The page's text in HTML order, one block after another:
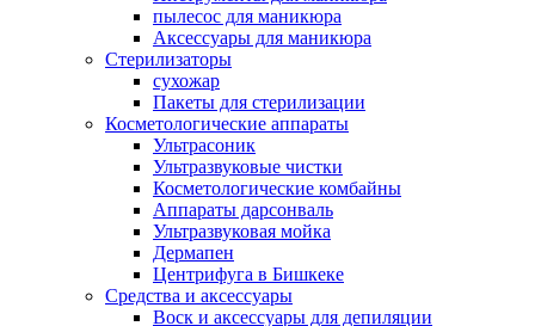
пылесос для маникюра
Аксессуары для маникюра
Стерилизаторы
сухожар
Пакеты для стерилизации
Косметологические аппараты
Ультрасоник
Ультразвуковые чистки
Косметологические комбайны
Аппараты дарсонваль
Ультразвуковая мойка
Дермапен
Центрифуга в Бишкеке
Средства и аксессуары
Воск и аксессуары для депиляции